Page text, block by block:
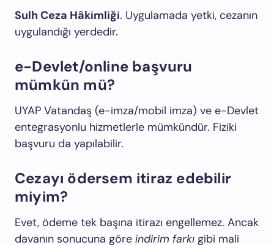
Sulh Ceza Hâkimliği. Uygulamada yetki, cezanın
uygulandığı yerdedir.
e-Devlet/online başvuru
mümkün mü?
UYAP Vatandaş (e-imza/mobil imza) ve e-Devlet
entegrasyonlu hizmetlerle mümkündür. Fiziki
başvuru da yapılabilir.
Cezayı ödersem itiraz edebilir
miyim?
Evet, ödeme tek başına itirazı engellemez. Ancak
davanın sonucuna göre indirim farkı gibi mali